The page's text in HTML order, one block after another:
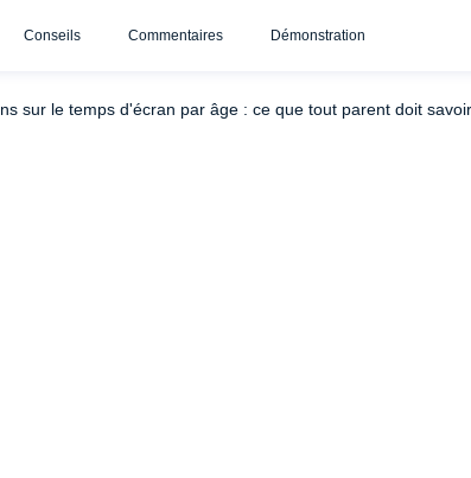
Conseils Commentaires Démonstration
sur le temps d'écran par âge : ce que tout parent doit savoir
de temps d'écran imposées par l'âge ? Risques et